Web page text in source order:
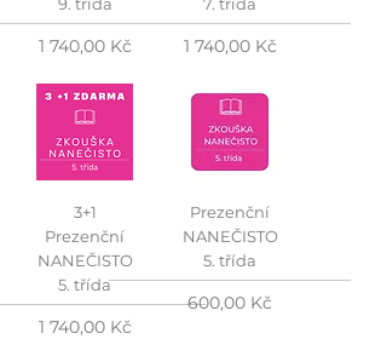
Cena
1 740,00 Kč Cena
1 740,00 Kč
3+1
Prezenční
NANEČISTO
5. třída
Cena
1 740,00 Kč
Prezenční
NANEČISTO
5. třída
Cena
600,00 Kč